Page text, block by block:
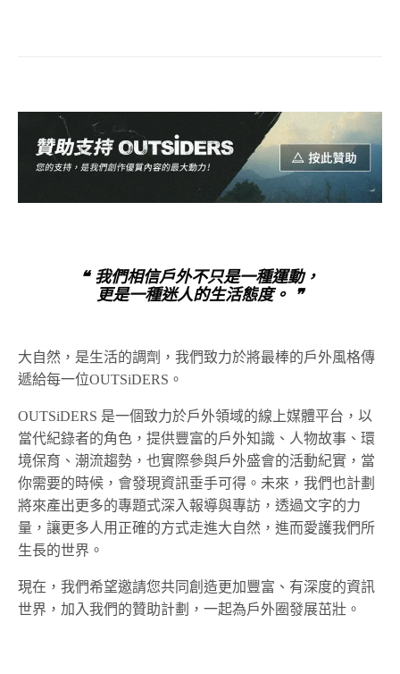
❝ 我們相信戶外不只是一種運動，
更是一種迷人的生活態度。 ❞
大自然，是生活的調劑，我們致力於將最棒的戶外風格傳
遞給每一位OUTSiDERS。
OUTSiDERS 是一個致力於戶外領域的線上媒體平台，以
當代紀錄者的角色，提供豐富的戶外知識、人物故事、環
境保育、潮流趨勢，也實際參與戶外盛會的活動紀實，當
你需要的時候，會發現資訊垂手可得。未來，我們也計劃
將來產出更多的專題式深入報導與專訪，透過文字的力
量，讓更多人用正確的方式走進大自然，進而愛護我們所
生長的世界。
現在，我們希望邀請您共同創造更加豐富、有深度的資訊
世界，加入我們的贊助計劃，一起為戶外圈發展茁壯。